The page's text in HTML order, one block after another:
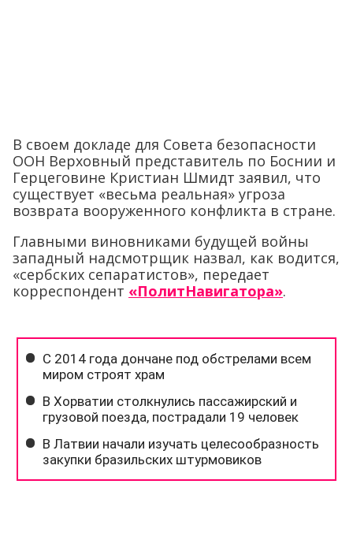
В своем докладе для Совета безопасности
ООН Верховный представитель по Боснии и
Герцеговине Кристиан Шмидт заявил, что
существует «весьма реальная» угроза
возврата вооруженного конфликта в стране.
Главными виновниками будущей войны
западный надсмотрщик назвал, как водится,
«сербских сепаратистов», передает
корреспондент «ПолитНавигатора».